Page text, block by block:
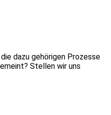
dazu gehörigen Prozesse
Stellen wir uns